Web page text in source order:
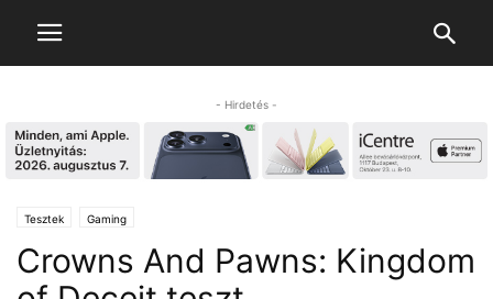
- Hirdetés -
Tesztek Gaming
Crowns And Pawns: Kingdom